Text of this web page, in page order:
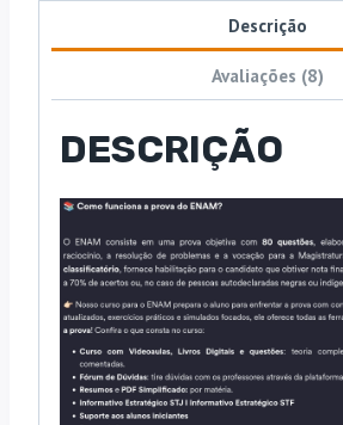
Descrição
Avaliações (8)
DESCRIÇÃO